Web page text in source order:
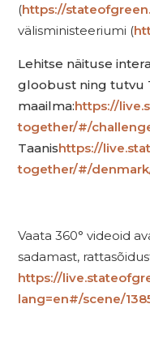
(https://
välisministeeriumi (
Lehitse näituse
gloobust ning tutvu
maailma:https://
together/#/
Taanishttps://
together/#/
Vaata 360° videoid
sadamast,
https://
lang=en#/scene/